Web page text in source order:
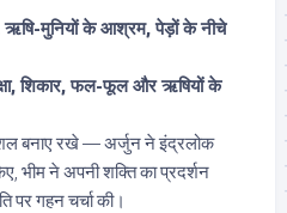
ऋषि-मुनियों के आश्रम, पेड़ों के नीचे
शिकार, फल-फूल और ऋषियों के
बनाए रखे — अर्जुन ने इंद्रलोक
भीम ने अपनी शक्ति का प्रदर्शन
पर गहन चर्चा की।